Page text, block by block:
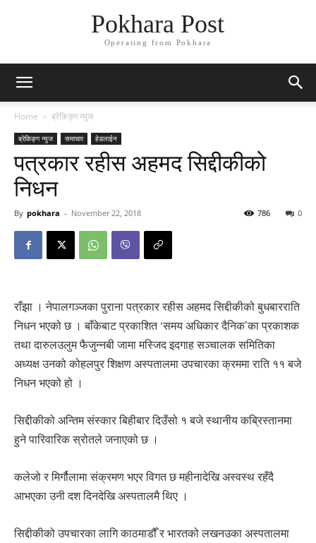
Pokhara Post
Operating from Pokhara
Home ब्रेकिङ्ग न्युज
ब्रेकिङ्ग न्युज समाचार हेडलाईन
पत्रकार रहीस अहमद सिद्दीकीको
निधन
By pokhara - November 22, 2018 0
786
राँझा । नेपालगञ्जका पुराना पत्रकार रहीस अहमद सिद्दीकीको बुधबारराति
निधन भएको छ । बाँकेबाट प्रकाशित ‘समय अधिकार दैनिक’का प्रकाशक
तथा दारुलउलुम फैजुन्नबी जामा मस्जिद इदगाह सञ्चालक समितिका
अध्यक्ष उनको कोहलपुर शिक्षण अस्पतालमा उपचारका क्रममा राति ११ बजे
निधन भएको हो ।
सिद्दीकीको अन्तिम संस्कार बिहीबार दिउँसो १ बजे स्थानीय कब्रिस्तानमा
हुने पारिवारिक स्रोतले जनाएको छ ।
कलेजो र मिर्गौलामा संक्रमण भएर विगत छ महीनादेखि अस्वस्थ रहँदै
आभएका उनी दश दिनदेखि अस्पतालमै थिए ।
सिद्दीकीको उपचारका लागि काठमाडौँ र भारतको लखनउका अस्पतालमा